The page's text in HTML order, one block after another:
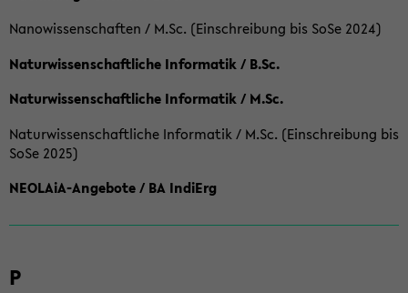
Nanowissenschaften / M.Sc. (Einschreibung bis SoSe 2024)
Naturwissenschaftliche Informatik / B.Sc.
Naturwissenschaftliche Informatik / M.Sc.
Naturwissenschaftliche Informatik / M.Sc. (Einschreibung bis
SoSe 2025)
NEOLAiA-Angebote / BA IndiErg
P